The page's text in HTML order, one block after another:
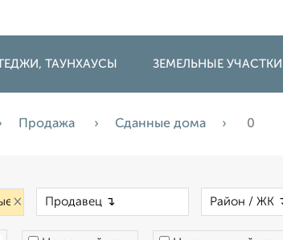
ТАУНХАУСЫ ЗЕМЕЛЬНЫЕ УЧАСТКИ
Продажа Сданные дома 0
×